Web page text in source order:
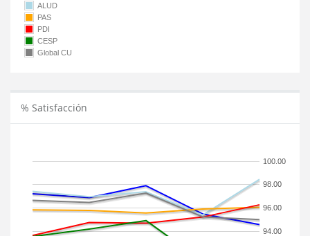
ALUD
PAS
PDI
CESP
Global CU
% Satisfacción
94.00
96.00
98.00
100.00